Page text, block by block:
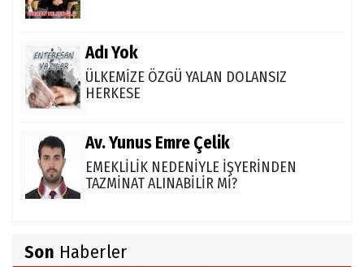
Adı Yok
ÜLKEMİZE ÖZGÜ YALAN DOLANSIZ
HERKESE
Av. Yunus Emre Çelik
EMEKLİLİK NEDENİYLE İŞYERİNDEN
TAZMİNAT ALINABİLİR Mİ?
TÜRK DEVLETLERİ TEŞKİLATI'NI ANLAMAK
Son Haberler